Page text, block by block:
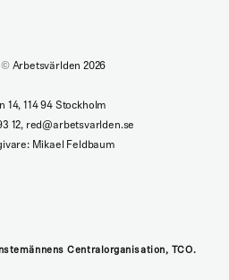
©Arbetsvärlden 2026
14, 114 94 Stockholm
12, red@arbetsvarlden.se
Mikael Feldbaum
Centralorganisation, TCO.